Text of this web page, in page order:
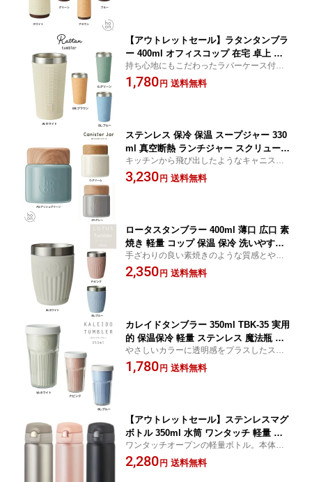
【アウトレットセール】ラタンタンブラ
ー 400ml オフィスコップ 在宅 卓上 保
温 保冷 軽量 倒れ防止 持ちやすい ステ
ンレス鋼 真空断熱 結露しない 割れない
持ち心地にもこだわったラバーケース付き
のラタン風タンブラー
1,780 円 送料無料
ステンレス 保冷 保温 スープジャー 330
ml 真空断熱 ランチジャー スクリュー開
閉蓋 こぼれ防止 しっかり保温 キャニス
タージャー JC-33
キッチンから飛び出したようなキャニスタ
ー風スープジャー
3,230 円 送料無料
ロータスタンブラー 400ml 薄口 広口 素
焼き 軽量 コップ 保温 保冷 洗いやすい
ステンレス 魔法びんTBL-40
手ざわりの良い素焼きのような質感とやさ
しいカラーで日常使いにちょうど良いタン
ブラー
2,350 円 送料無料
カレイドタンブラー 350ml TBK-35 実用
的 保温保冷 軽量 ステンレス 魔法瓶 女
子に人気 大人女子向け 万華鏡 使いやす
い 洗いやすい ミニマル 透明感
やさしいカラーに透明感をプラスしたステ
ンレスタンブラー
1,780 円 送料無料
【アウトレットセール】ステンレスマグ
ボトル 350ml 水筒 ワンタッチ 軽量 携
帯ボトル マイボトル 魔法びん MBS-350
ワンタッチオープンの軽量ボトル。本体丸
洗いOKでお手入れ簡単！
2,280 円 送料無料